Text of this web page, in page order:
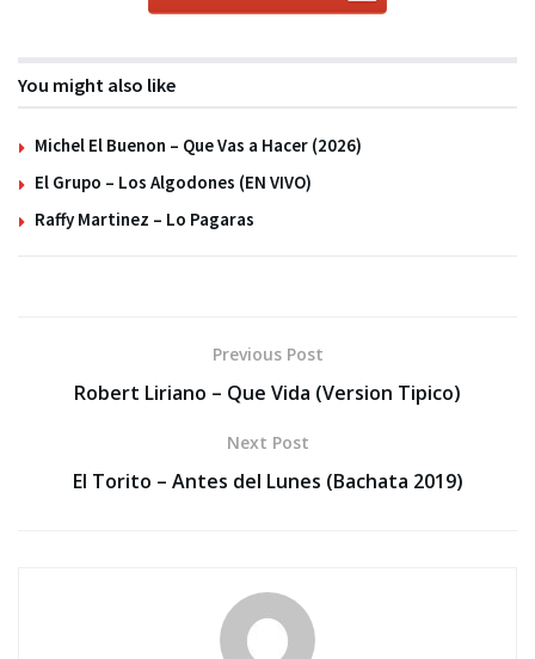
You might also like
Michel El Buenon – Que Vas a Hacer (2026)
El Grupo – Los Algodones (EN VIVO)
Raffy Martinez – Lo Pagaras
Previous Post
Robert Liriano – Que Vida (Version Tipico)
Next Post
El Torito – Antes del Lunes (Bachata 2019)